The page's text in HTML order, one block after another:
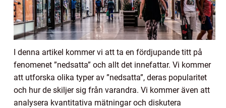
I denna artikel kommer vi att ta en fördjupande titt på
fenomenet ”nedsatta” och allt det innefattar. Vi kommer
att utforska olika typer av ”nedsatta”, deras popularitet
och hur de skiljer sig från varandra. Vi kommer även att
analysera kvantitativa mätningar och diskutera